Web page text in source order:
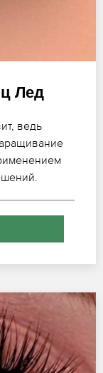
Лед
ведь